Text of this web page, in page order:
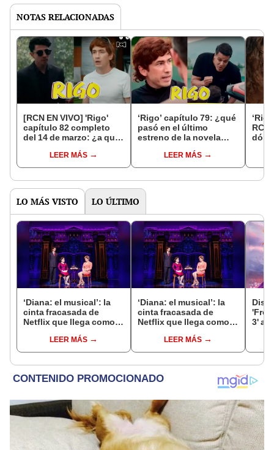
NOTAS RELACIONADAS
[RCN EN VIVO] 'Rigo'
capítulo 82 completo
del 14 de marzo: ¿a qué
LEER MÁS
‘Rigo’ capítulo 79: ¿qué
pasó en el último
estreno de la novela
LEER MÁS
LO MÁS VISTO LO ÚLTIMO
‘Diana: el musical’: la
cinta fracasada de
Netflix que llega como
LEER MÁS
‘Diana: el musical’: la
cinta fracasada de
Netflix que llega como
LEER MÁS
3'